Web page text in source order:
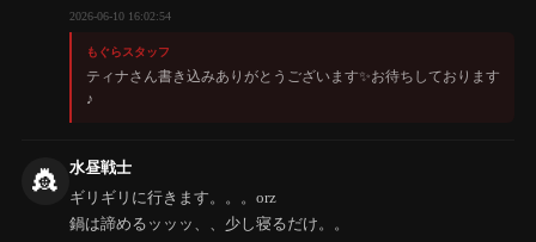
2026-06-10 16:02:54
もぐらスタッフ
ティナさん書き込みありがとうございます✨️お待ちしております
♪
👸
水昼戦士
ギリギリに行きます。。。orz
鍋は諦めるッッッ、、少し寝るだけ。。